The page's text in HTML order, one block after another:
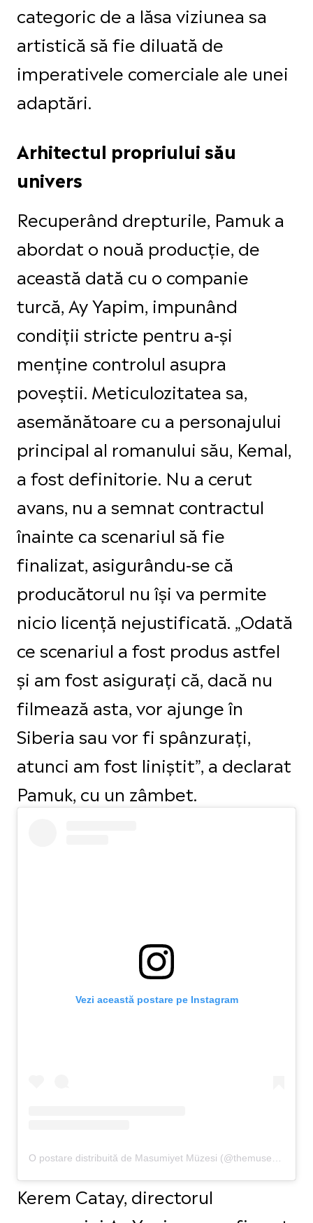
categoric de a lăsa viziunea sa
artistică să fie diluată de
imperativele comerciale ale unei
adaptări.
Arhitectul propriului său
univers
Recuperând drepturile, Pamuk a
abordat o nouă producție, de
această dată cu o companie
turcă, Ay Yapim, impunând
condiții stricte pentru a-și
menține controlul asupra
poveștii. Meticulozitatea sa,
asemănătoare cu a personajului
principal al romanului său, Kemal,
a fost definitorie. Nu a cerut
avans, nu a semnat contractul
înainte ca scenariul să fie
finalizat, asigurându-se că
producătorul nu își va permite
nicio licență nejustificată. „Odată
ce scenariul a fost produs astfel
și am fost asigurați că, dacă nu
filmează asta, vor ajunge în
Siberia sau vor fi spânzurați,
atunci am fost liniștit”, a declarat
Pamuk, cu un zâmbet.
Vezi această postare pe Instagram
Kerem Catay, directorul